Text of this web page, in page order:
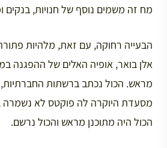
מח זה משמים נוסף של חנויות, בנקים
הבעייה רחוקה, עם זאת, מלהיות
מראש. הכול נכתב ברשתות
מסעדת היוקרה לה פוקטס לא נשמרה
הכול היה מתוכנן מראש והכול נרשם.